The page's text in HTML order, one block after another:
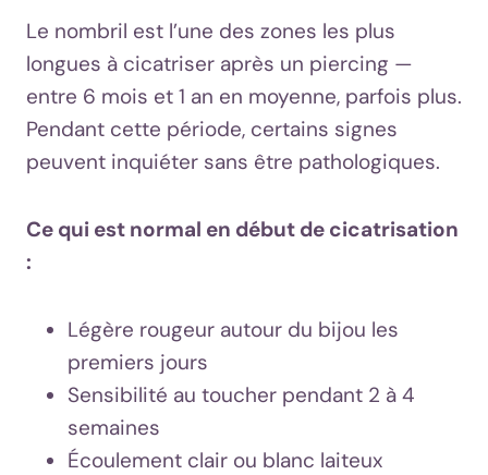
Le nombril est l’une des zones les plus
longues à cicatriser après un piercing —
entre 6 mois et 1 an en moyenne, parfois plus.
Pendant cette période, certains signes
peuvent inquiéter sans être pathologiques.
Ce qui est normal en début de cicatrisation
:
Légère rougeur autour du bijou les
premiers jours
Sensibilité au toucher pendant 2 à 4
semaines
Écoulement clair ou blanc laiteux